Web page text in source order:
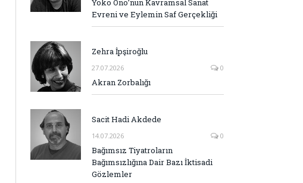
Yoko Ono’nun Kavramsal Sanat
Evreni ve Eylemin Saf Gerçekliği
Zehra İpşiroğlu
27.07.2026 0
Akran Zorbalığı
Sacit Hadi Akdede
14.07.2026 0
Bağımsız Tiyatroların
Bağımsızlığına Dair Bazı İktisadi
Gözlemler